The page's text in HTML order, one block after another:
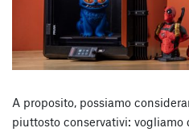
A proposito, possiamo
piuttosto conservativi: